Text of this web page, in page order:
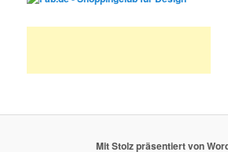
Mit Stolz präsentiert von